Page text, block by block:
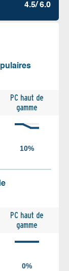
4.5/ 6.0
PC haut de
gamme
PC haut de
gamme